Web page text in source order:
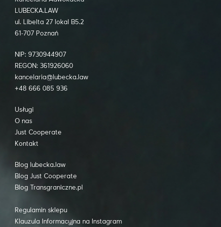
LUBECKA.LAW
ul. Libelta 27 lokal B5.2
61-707 Poznań
NIP: 9730944907
REGON: 361926060
kancelaria@lubecka.law
+48 666 085 936
Usługi
O nas
Just Cooperate
Kontakt
Blog lubecka.law
Blog Just Cooperate
Blog Transgraniczne.pl
Regulamin sklepu
Klauzula Informacyjna na Instagram